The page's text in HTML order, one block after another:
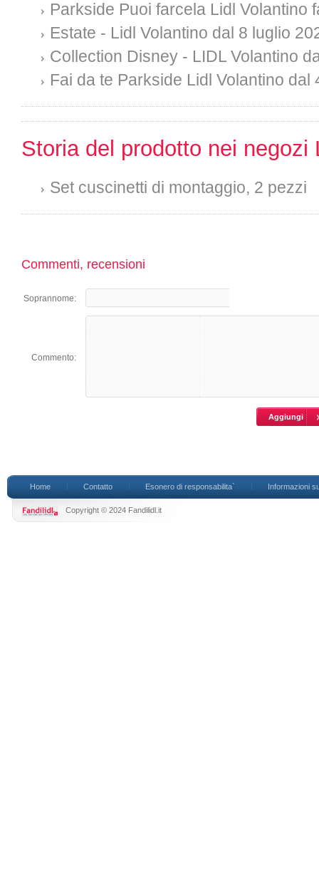
Parkside Puoi farcela Lidl Volantino
Estate - Lidl Volantino dal 8 luglio
Collection Disney - LIDL Volantino
Fai da te Parkside Lidl Volantino dal
Storia del prodotto nei negozi
Set cuscinetti di montaggio, 2 pezzi
Commenti, recensioni
Soprannome:
Commento:
Home Contatto Esonero di responsabilita` Informazioni
Copyright © 2024 Fandilidl.it